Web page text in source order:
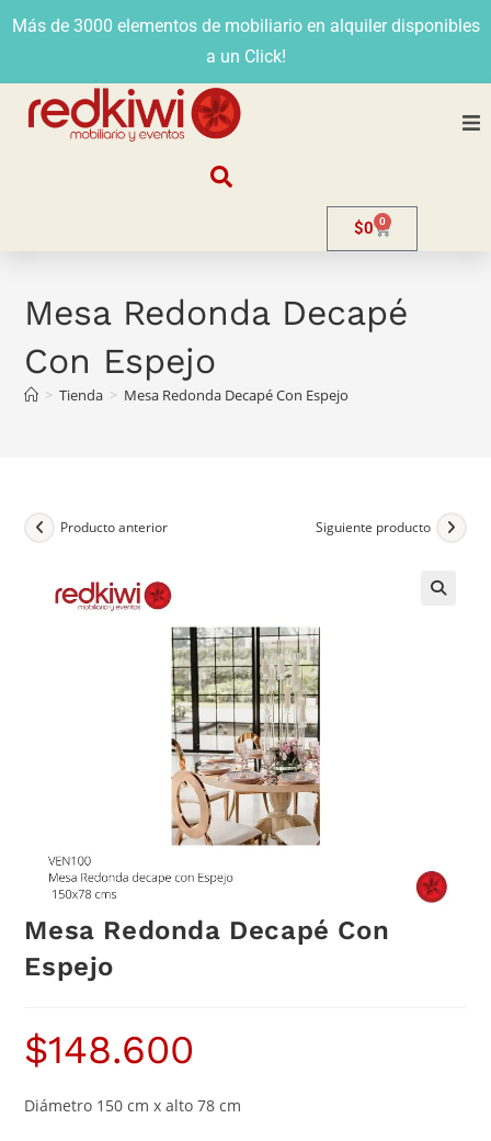
Más de 3000 elementos de mobiliario en alquiler disponibles
a un Click!
$0 0
Mesa Redonda Decapé
Con Espejo
> Tienda > Mesa Redonda Decapé Con Espejo
Producto anterior Siguiente producto
Mesa Redonda Decapé Con
Espejo
$148.600
Diámetro 150 cm x alto 78 cm